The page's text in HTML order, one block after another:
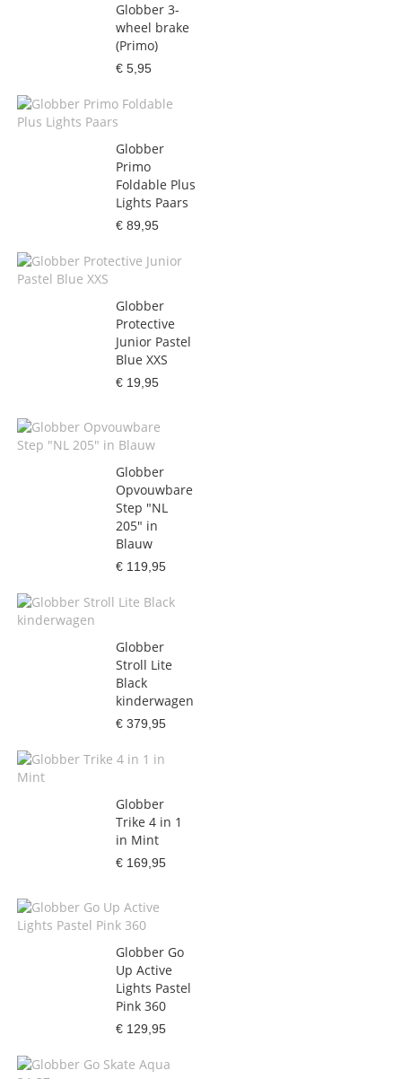
Globber 3-
wheel brake
(Primo)
€ 5,95
Globber
Primo
Foldable Plus
Lights Paars
€ 89,95
Globber
Protective
Junior Pastel
Blue XXS
€ 19,95
Globber
Opvouwbare
Step "NL
205" in
Blauw
€ 119,95
Globber
Stroll Lite
Black
kinderwagen
€ 379,95
Globber
Trike 4 in 1
in Mint
€ 169,95
Globber Go
Up Active
Lights Pastel
Pink 360
€ 129,95